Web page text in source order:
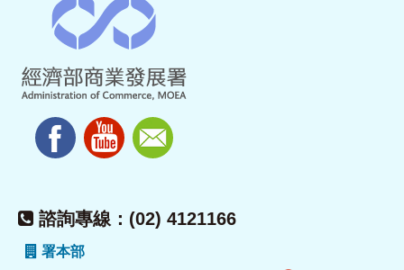
諮詢專線：(02) 4121166
署本部